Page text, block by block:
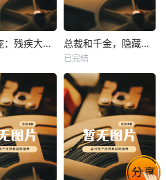
甜蜜婚宠：残疾大佬夜夜撩 热播
未知
总裁和千金，隐藏身份闪婚了
已完结